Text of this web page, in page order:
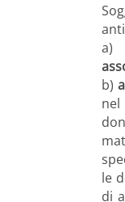
a)
b)
nel
le
di